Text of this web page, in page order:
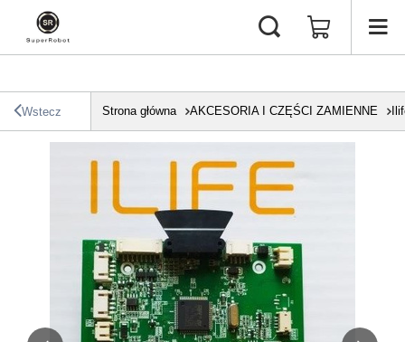
Wstecz Strona główna AKCESORIA I CZĘŚCI ZAMIENNE